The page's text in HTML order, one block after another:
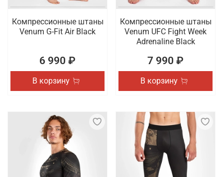
Компрессионные штаны
Venum G-Fit Air Black
6 990 ₽
В корзину
Компрессионные штаны
Venum UFC Fight Week
Adrenaline Black
7 990 ₽
В корзину